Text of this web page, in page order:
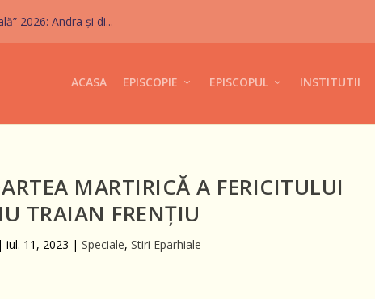
2026: Andra și di...
ACASA EPISCOPIE EPISCOPUL INSTITUTII
MARTIRICĂ A FERICITULUI
TRAIAN FRENȚIU
|iul. 11, 2023 |Speciale,Stiri Eparhiale